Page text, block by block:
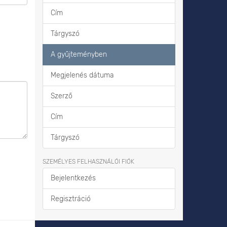
Cím
Tárgyszó
A gyűjteményben
Megjelenés dátuma
Szerző
Cím
Tárgyszó
SZEMÉLYES FELHASZNÁLÓI FIÓK
Bejelentkezés
Regisztráció